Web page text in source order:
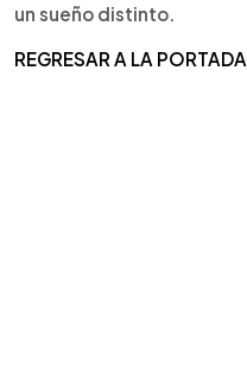
un sueño distinto.
REGRESAR A LA PORTADA